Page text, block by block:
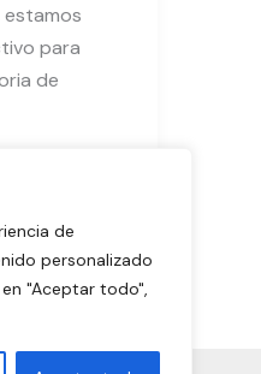
de
personalizado
"Aceptar todo",
para
de